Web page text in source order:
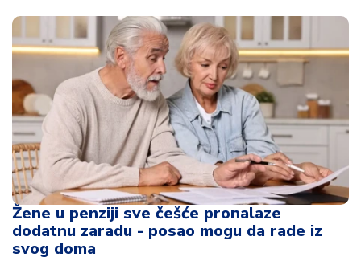
Žene u penziji sve češće pronalaze
dodatnu zaradu - posao mogu da rade iz
svog doma